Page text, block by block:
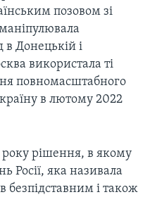
позовом зі
Донецькій і
використала ті
повномасштабного
в лютому 2022
року рішення, в якому
Росії, яка називала
безпідставним і також